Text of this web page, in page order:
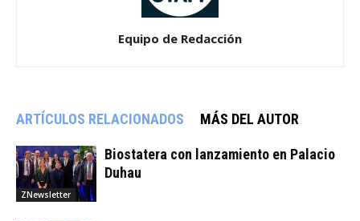
Equipo de Redacción
ARTÍCULOS RELACIONADOS MÁS DEL AUTOR
ZNewsletter
Biostatera con lanzamiento en Palacio
Duhau